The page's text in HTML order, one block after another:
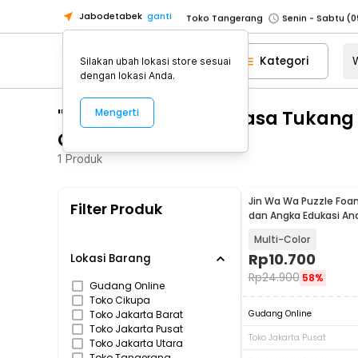
Jabodetabek ganti Toko Tangerang
Pick n Go Jakarta Barat
Senin -
Pick n Go Bekasi
Senin - Jumat
Pick n Go Depok
Senin - Jumat
Toko Tangerang
Pick n Go Jakarta Barat
Senin -
Pick n Go Bekasi
Senin - Jumat
Kategori
"WA 0812 2782 5310 Jasa
Gunungkidul"
1 Produk
Filter Produk
Lokasi Barang
Gudang Online
Toko Cikupa
Toko Jakarta Barat
Toko Jakarta Pusat
Toko Jakarta Utara
Jin Wa Wa Puzzle
dan Angka Edukasi
Multi-Color
Rp10.700
Rp24.900 58%
Gudang Online
Toko Jakarta Pusat
Silakan ubah lokasi store sesuai
dengan lokasi Anda.
Mengerti